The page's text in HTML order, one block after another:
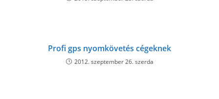
Profi gps nyomkövetés cégeknek
2012. szeptember 26. szerda